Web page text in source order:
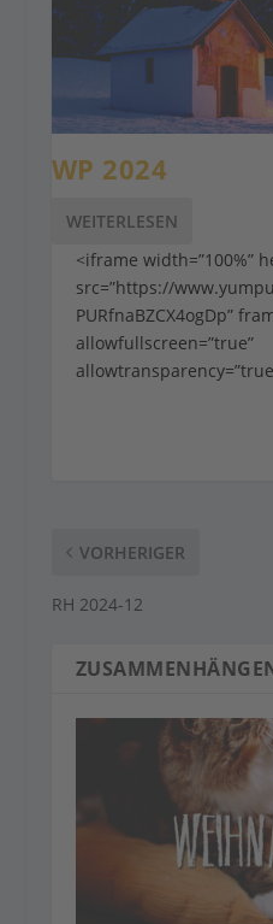
WP 2024
WEITERLESEN
<iframe width=”100%”
src=”https://
PURfnaBZCX4ogDp”
allowfullscreen=”true”
VORHERIGER
RH 2024-12